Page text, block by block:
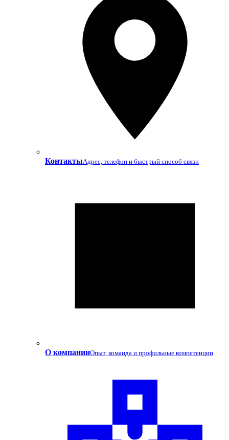
КонтактыАдрес, телефон и быстрый способ связи
О компанииОпыт, команда и профильные компетенции